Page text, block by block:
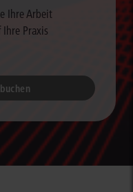
Ihre Arbeit
Praxis